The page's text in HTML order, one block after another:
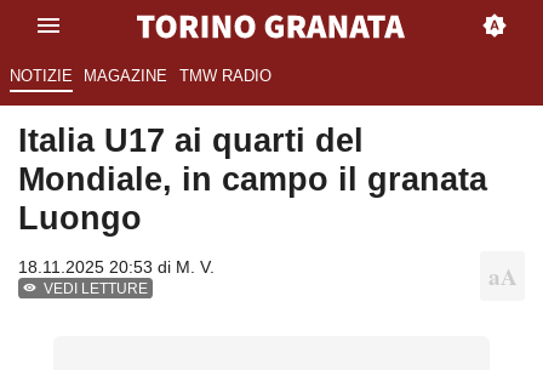
NOTIZIE MAGAZINE TMW RADIO
Italia U17 ai quarti del
Mondiale, in campo il granata
Luongo
18.11.2025 20:53 di M. V.
VEDI LETTURE